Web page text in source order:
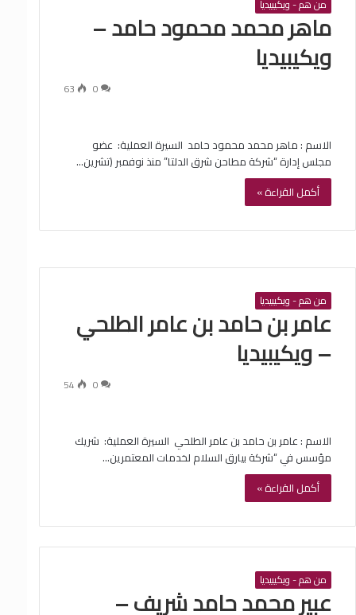
من هم - ويكيبيديا
‏ماهر محمد محمود حامد –
ويكيبيديا
0
63
الاسم : ‏ماهر محمد محمود حامد ‏ السيرة العملية: ‏ عضو
مجلس إدارة “شركة مطاحن شرق الدلتا” منذ نوفمبر (تشرين…
أكمل القراءة »
من هم - ويكيبيديا
‏عامر بن حامد بن عامر الطلحي
– ويكيبيديا
0
54
الاسم : ‏عامر بن حامد بن عامر الطلحي ‏ السيرة العملية: ‏ شريك
مؤسس في “شركة بيارق السلام لخدمات المعتمرين…
أكمل القراءة »
من هم - ويكيبيديا
‏عبير محمد حامد شريف –